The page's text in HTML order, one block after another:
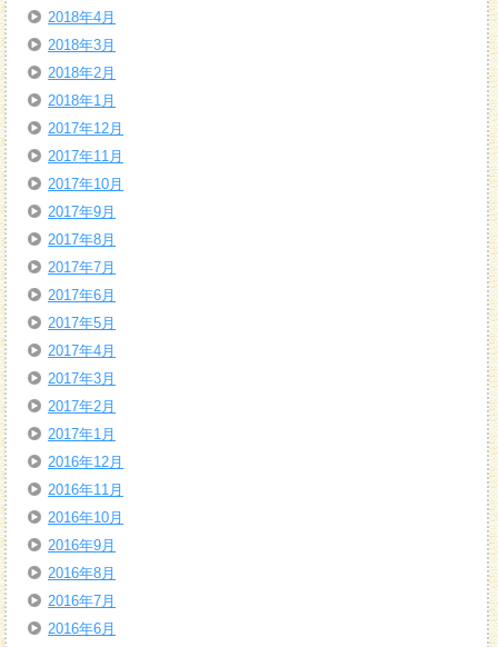
2018年4月
2018年3月
2018年2月
2018年1月
2017年12月
2017年11月
2017年10月
2017年9月
2017年8月
2017年7月
2017年6月
2017年5月
2017年4月
2017年3月
2017年2月
2017年1月
2016年12月
2016年11月
2016年10月
2016年9月
2016年8月
2016年7月
2016年6月